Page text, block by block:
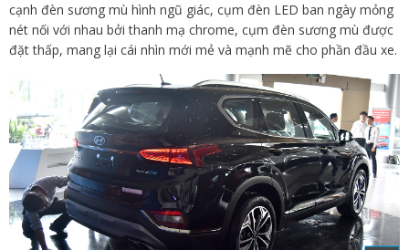
cạnh đèn sương mù hình ngũ giác, cụm đèn LED ban ngày mỏng
nét nối với nhau bởi thanh mạ chrome, cụm đèn sương mù được
đặt thấp, mang lại cái nhìn mới mẻ và mạnh mẽ cho phần đầu xe.